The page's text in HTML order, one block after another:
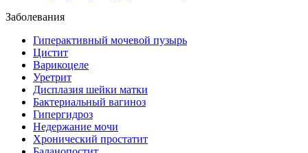
Заболевания
Гиперактивный мочевой пузырь
Цистит
Варикоцеле
Уретрит
Дисплазия шейки матки
Бактериальный вагиноз
Гипергидроз
Недержание мочи
Хронический простатит